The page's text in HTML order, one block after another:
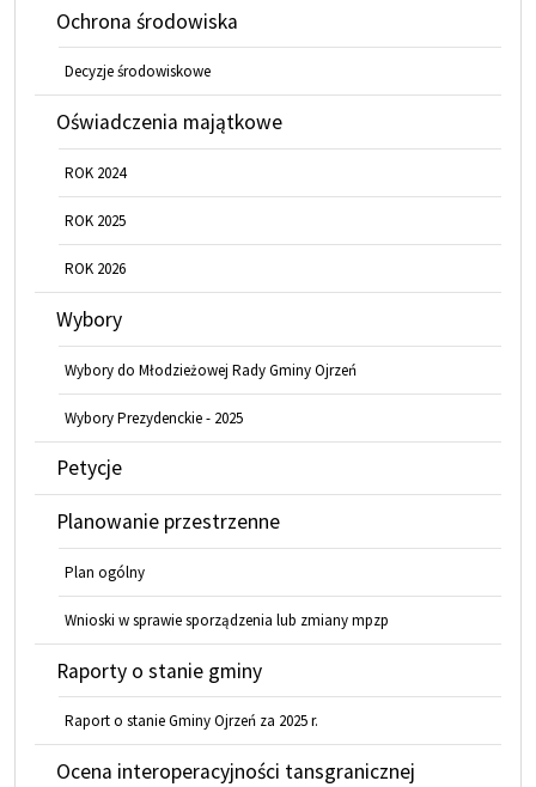
Ochrona środowiska
Decyzje środowiskowe
Oświadczenia majątkowe
ROK 2024
ROK 2025
ROK 2026
Wybory
Wybory do Młodzieżowej Rady Gminy Ojrzeń
Wybory Prezydenckie - 2025
Petycje
Planowanie przestrzenne
Plan ogólny
Wnioski w sprawie sporządzenia lub zmiany mpzp
Raporty o stanie gminy
Raport o stanie Gminy Ojrzeń za 2025 r.
Ocena interoperacyjności tansgranicznej